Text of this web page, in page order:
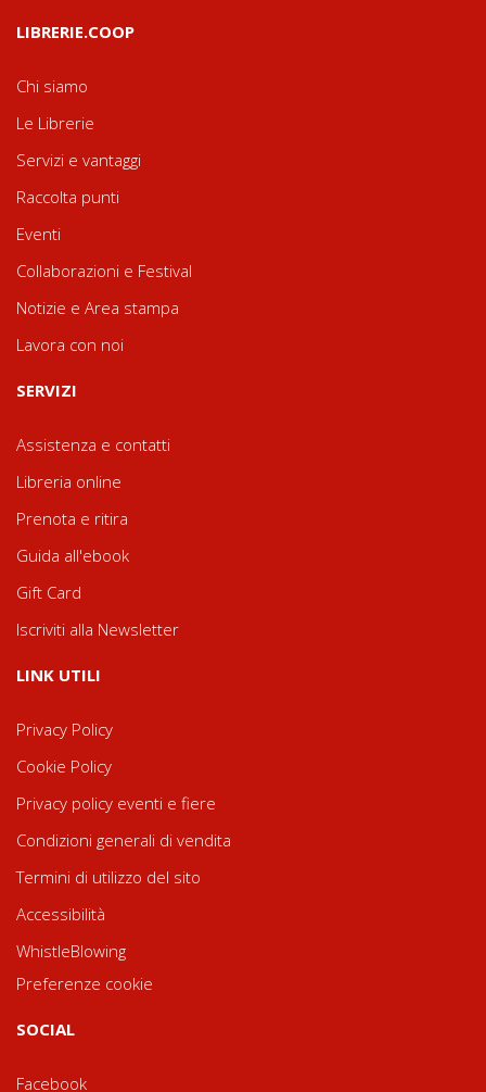
LIBRERIE.COOP
Chi siamo
Le Librerie
Servizi e vantaggi
Raccolta punti
Eventi
Collaborazioni e Festival
Notizie e Area stampa
Lavora con noi
SERVIZI
Assistenza e contatti
Libreria online
Prenota e ritira
Guida all'ebook
Gift Card
Iscriviti alla Newsletter
LINK UTILI
Privacy Policy
Cookie Policy
Privacy policy eventi e fiere
Condizioni generali di vendita
Termini di utilizzo del sito
Accessibilità
WhistleBlowing
Preferenze cookie
SOCIAL
Facebook